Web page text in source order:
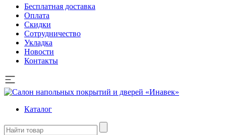
Бесплатная доставка
Оплата
Скидки
Сотрудничество
Укладка
Новости
Контакты
Каталог